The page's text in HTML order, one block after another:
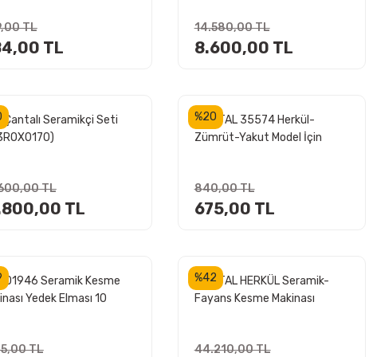
TL
TL
14.580,00 TL
8.600,00 TL
Çantalı Seramikçi Seti
TL
TL
%20
KRİSTAL 35574 Herkül-
Zümrüt-Yakut Model İçin
840,00 TL
675,00 TL
01946 Seramik Kesme
Yedek Elması 10
TL
%42
KRİSTAL HERKÜL Seramik-
Fayans Kesme Makinası
44.210,00 TL